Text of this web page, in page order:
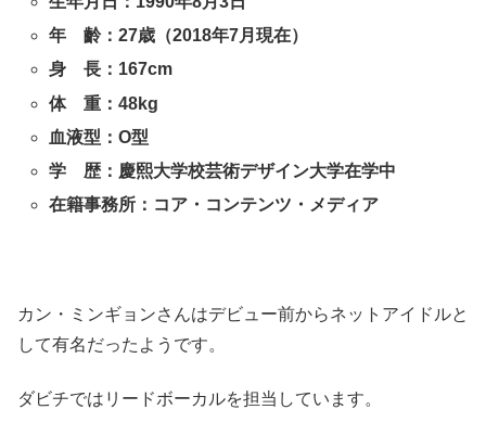
年 齡：27歳（2018年7月現在）
身 長：167cm
体 重：48kg
血液型：O型
学 歴：慶熙大学校芸術デザイン大学在学中
在籍事務所：コア・コンテンツ・メディア
カン・ミンギョンさんはデビュー前からネットアイドルと
して有名だったようです。
ダビチではリードボーカルを担当しています。